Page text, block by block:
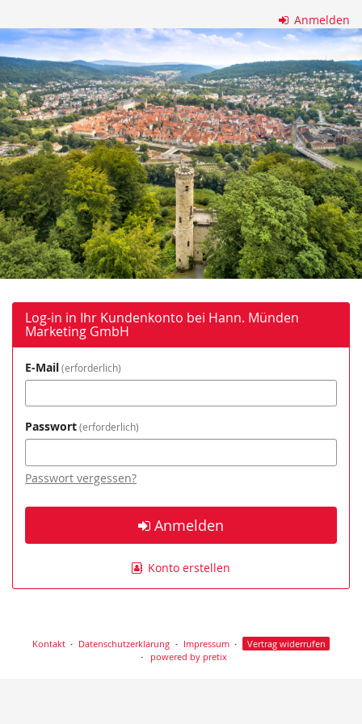
Haupt-
Inhalt
springen
Anmelden
Hann.
Münden
Marketing
GmbH
Log-in in Ihr Kundenkonto bei Hann. Münden
Marketing GmbH
E-Mail erforderlich
Passwort erforderlich
Passwort vergessen?
Anmelden
Konto erstellen
Kontakt Datenschutzerklärung Impressum
Vertrag widerrufen
powered by pretix